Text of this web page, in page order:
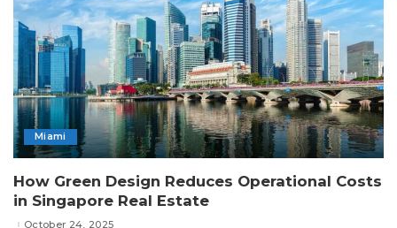
Miami
How Green Design Reduces Operational Costs
in Singapore Real Estate
October 24, 2025